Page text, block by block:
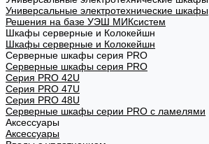
Универсальные электротехнические шкафы
Решения на базе УЭШ МИКсистем
Шкафы серверные и Колокейшн
Шкафы серверные и Колокейшн
Серверные шкафы серия PRO
Серверные шкафы серия PRO
Серия PRO 42U
Серия PRO 47U
Серия PRO 48U
Серверные шкафы серии PRO с ламелями
Аксессуары
Аксессуары